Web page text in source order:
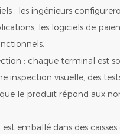
: les ingénieurs
les logiciels de
: chaque terminal est
inspection visuelle, des
le produit répond aux
emballé dans des